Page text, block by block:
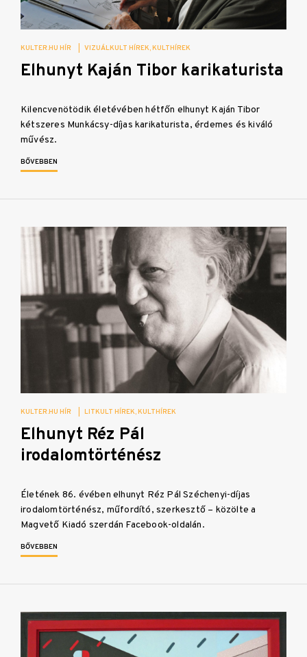
KULTER.HU HÍR VIZUÁLKULT HÍREK KULTHÍREK
Elhunyt Kaján Tibor karikaturista
Kilencvenötödik életévében hétfőn elhunyt Kaján Tibor
kétszeres Munkácsy-díjas karikaturista, érdemes és kiváló
művész.
BŐVEBBEN
KULTER.HU HÍR LITKULT HÍREK KULTHÍREK
Elhunyt Réz Pál
irodalomtörténész
Életének 86. évében elhunyt Réz Pál Széchenyi-díjas
irodalomtörténész, műfordító, szerkesztő – közölte a
Magvető Kiadó szerdán Facebook-oldalán.
BŐVEBBEN